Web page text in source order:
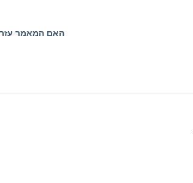
האם המאמר